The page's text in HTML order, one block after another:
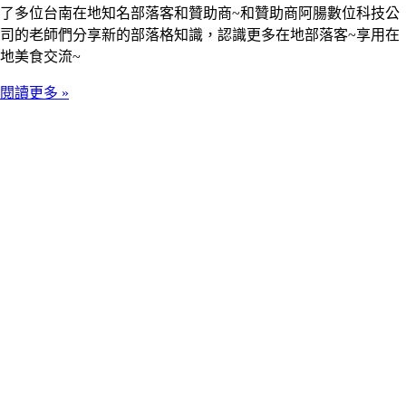
了多位台南在地知名部落客和贊助商~和贊助商阿腸數位科技公
司的老師們分享新的部落格知識，認識更多在地部落客~享用在
地美食交流~
閱讀更多 »